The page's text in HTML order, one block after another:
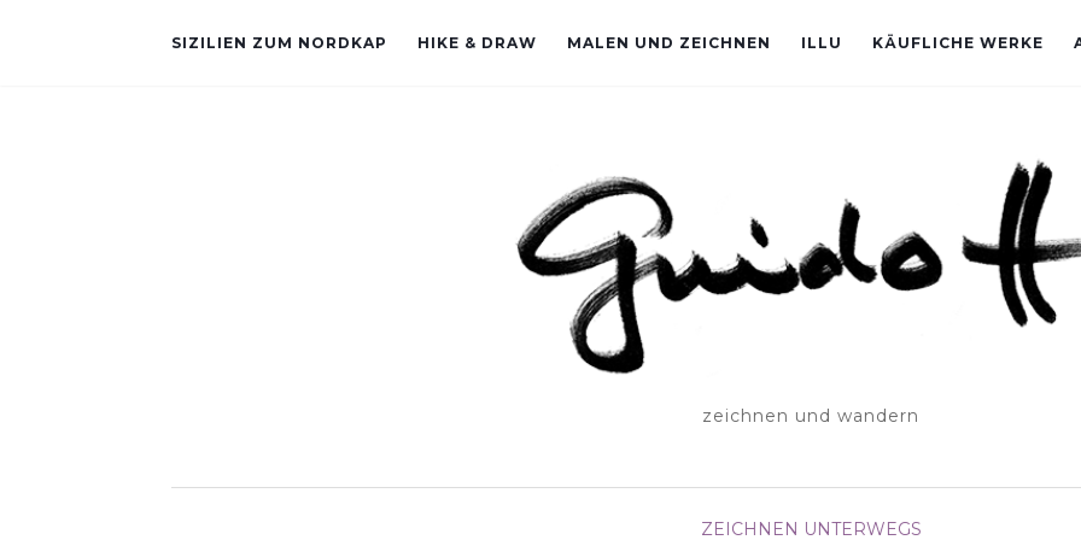
SIZILIEN ZUM NORDKAP HIKE & DRAW MALEN UND ZEICHNEN ILLU KÄUFLICHE WERKE
zeichnen und wandern
ZEICHNEN UNTERWEGS